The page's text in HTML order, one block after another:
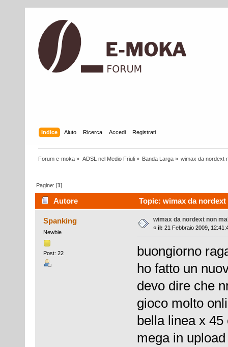
Indice Aiuto Ricerca Accedi Registrati
Forum e-moka » ADSL nel Medio Friuli» Banda Larga» wimax da nordext
Pagine: [1]
Autore Topic: wimax da
Spanking
Newbie
Post: 22
wimax da nordext non
« il: 21 Febbraio 2009,
buongiorno
ho fatto un
devo dire che
gioco molto
bella linea x
mega in